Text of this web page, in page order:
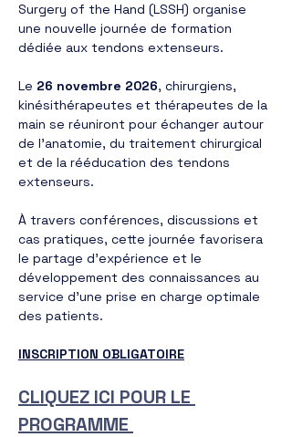
Surgery of the Hand (LSSH) organise
une nouvelle journée de formation
dédiée aux tendons extenseurs.
Le 26 novembre 2026, chirurgiens,
kinésithérapeutes et thérapeutes de la
main se réuniront pour échanger autour
de l’anatomie, du traitement chirurgical
et de la rééducation des tendons
extenseurs.
À travers conférences, discussions et
cas pratiques, cette journée favorisera
le partage d’expérience et le
développement des connaissances au
service d’une prise en charge optimale
des patients.
INSCRIPTION OBLIGATOIRE
CLIQUEZ ICI POUR LE
PROGRAMME